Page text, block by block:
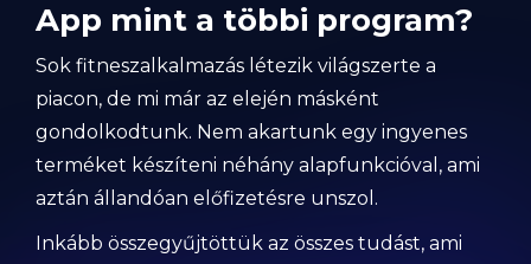
App mint a többi program?
Sok fitneszalkalmazás létezik világszerte a
piacon, de mi már az elején másként
gondolkodtunk. Nem akartunk egy ingyenes
terméket készíteni néhány alapfunkcióval, ami
aztán állandóan előfizetésre unszol.
Inkább összegyűjtöttük az összes tudást, ami